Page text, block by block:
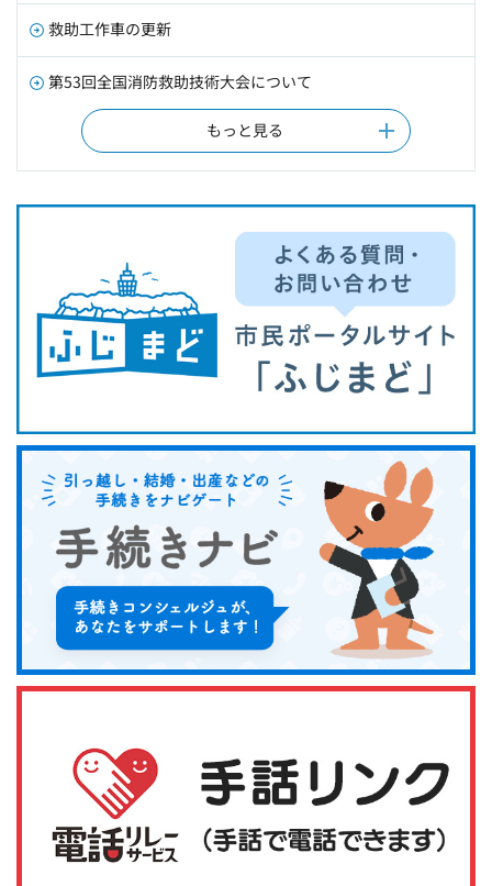
救助工作車の更新
第53回全国消防救助技術大会について
もっと見る